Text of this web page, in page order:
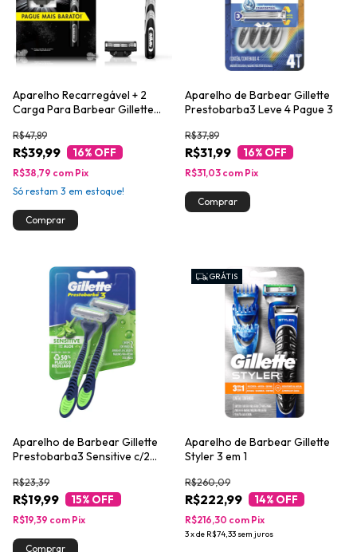
Aparelho Recarregável + 2
Carga Para Barbear Gillette
R$39,99
R$47,89
16% OFF
R$38,79 com Pix
Só restam 3 em estoque!
Aparelho de Barbear Gillette
Prestobarba3 Leve 4 Pague 3
R$31,99
R$37,89
16% OFF
R$31,03 com Pix
Aparelho de Barbear Gillette
Prestobarba3 Sensitive c/2
R$19,99
R$23,39
15% OFF
R$19,39 com Pix
GRÁTIS
Aparelho de Barbear Gillette
Styler 3 em 1
R$222,99
R$260,09
14% OFF
3xde R$74,33 sem juros
R$216,30 com Pix